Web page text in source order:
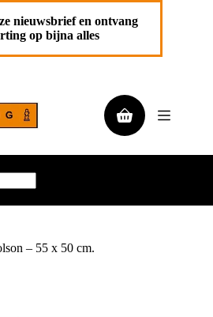
Toevoegen aan
winkelwagen
nieuwsbrief en ontvang
op bijna alles
Winkelwagen
– 55 x 50 cm.